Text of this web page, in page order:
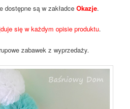
dostępne są w zakładce Okazje.
się w każdym opisie produktu.
zabawek z wyprzedaży.